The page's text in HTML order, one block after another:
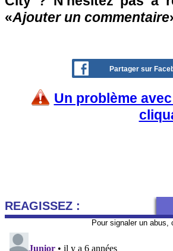
«Ajouter un commentaire
Partager sur
Un problème
REAGISSEZ :
Pour signaler un abus,